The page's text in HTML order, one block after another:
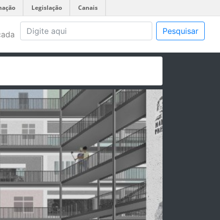
Legislação Canais
Pesquisar